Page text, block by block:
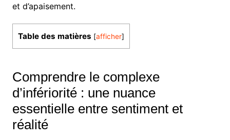
et d’apaisement.
Table des matières [afficher]
Comprendre le complexe
d’infériorité : une nuance
essentielle entre sentiment et
réalité